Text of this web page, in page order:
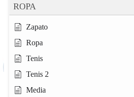
ROPA
Zapato
Ropa
Tenis
Tenis 2
Media